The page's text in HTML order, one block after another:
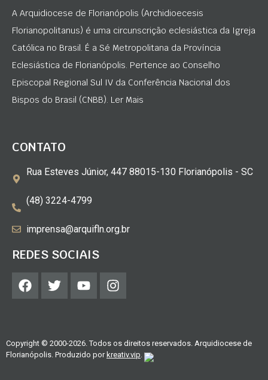
A Arquidiocese de Florianópolis (Archidioecesis
Florianopolitanus) é uma circunscrição eclesiástica da Igreja
Católica no Brasil. É a Sé Metropolitana da Província
Eclesiástica de Florianópolis. Pertence ao Conselho
Episcopal Regional Sul IV da Conferência Nacional dos
Bispos do Brasil (CNBB). Ler Mais
CONTATO
Rua Esteves Júnior, 447 88015-130 Florianópolis - SC
(48) 3224-4799
imprensa@arquifln.org.br
REDES SOCIAIS
Copyright © 2000-2026. Todos os direitos reservados. Arquidiocese de
Florianópolis. Produzido por kreativ.vip